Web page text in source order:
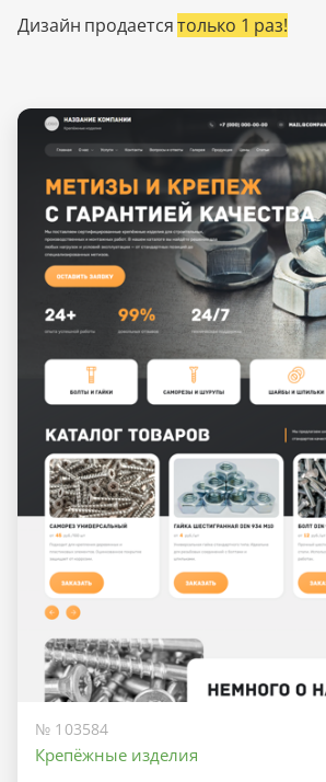
Дизайн продаетсятолько 1 раз!
№ 103584
Крепёжные изделия